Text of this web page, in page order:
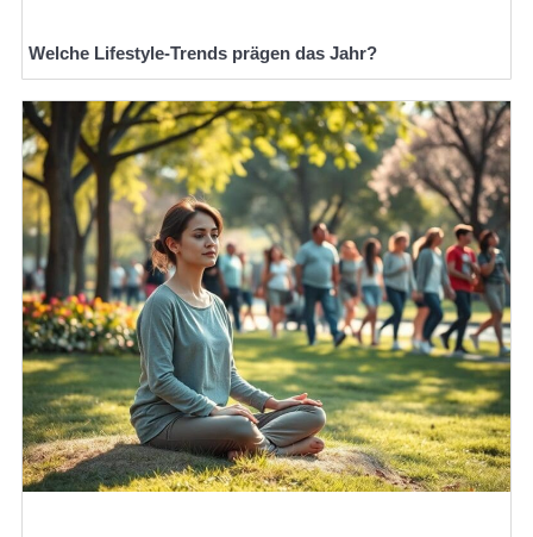
Welche Lifestyle-Trends prägen das Jahr?